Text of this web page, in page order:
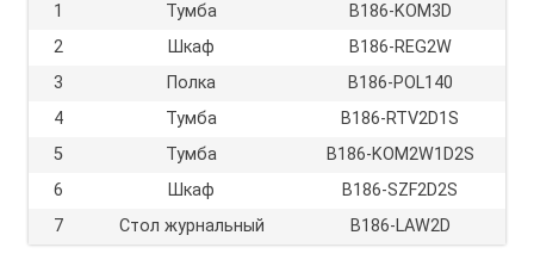
1
Тумба
В186-KOM3D
2
Шкаф
B186-REG2W
3
Полка
B186-POL140
4
Тумба
B186-RTV2D1S
5
Тумба
B186-KOM2W1D2S
6
Шкаф
B186-SZF2D2S
7
Стол журнальный B186-LAW2D